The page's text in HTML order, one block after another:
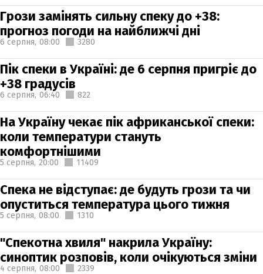
Грози замінять сильну спеку до +38:
прогноз погоди на найближчі дні
6 серпня, 08:00 3280
Пік спеки в Україні: де 6 серпня пригріє до
+38 градусів
6 серпня, 06:40 822
На Україну чекає пік африканської спеки:
коли температури стануть
комфортнішими
5 серпня, 20:00 11409
Спека не відступає: де будуть грози та чи
опуститься температура цього тижня
5 серпня, 08:00 1310
"Спекотна хвиля" накрила Україну:
синоптик розповів, коли очікуються зміни
4 серпня, 08:00 2339